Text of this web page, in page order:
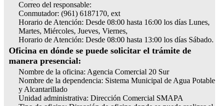
Correo del responsable:
Conmutador: (961) 6187170, ext
Horario de Atención: Desde 08:00 hasta 16:00 los días Lunes,
Martes, Miércoles, Jueves, Viernes,
Horario de Atención: Desde 08:00 hasta 13:00 los días Sábado.
Oficina en dónde se puede solicitar el trámite de
manera presencial:
Nombre de la oficina: Agencia Comercial 20 Sur
Nombre de la dependencia: Sistema Municipal de Agua Potable
y Alcantarillado
Unidad administrativa: Dirección Comercial SMAPA